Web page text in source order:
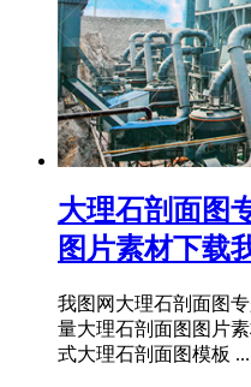
大理石剖面图
图片素材下载
我图网大理石剖面图
量大理石剖面图图片
式大理石剖面图模板 ...